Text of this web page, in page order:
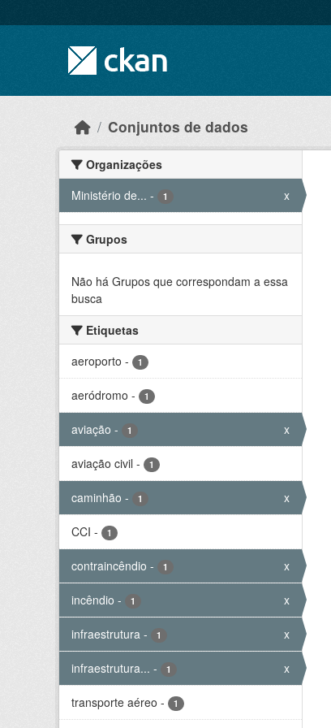
Conjuntos de dados
Organizações
Ministério de... - 1 x
Grupos
Não há Grupos que correspondam a essa
busca
Etiquetas
aeroporto - 1
aeródromo - 1
aviação - 1 x
aviação civil - 1
caminhão - 1 x
CCI - 1
contraincêndio - 1 x
incêndio - 1 x
infraestrutura - 1 x
infraestrutura... - 1 x
transporte aéreo - 1